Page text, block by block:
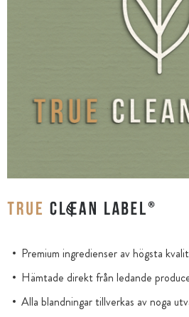
Premium ingredienser av högsta
Hämtade direkt från ledande
Alla blandningar tillverkas av noga